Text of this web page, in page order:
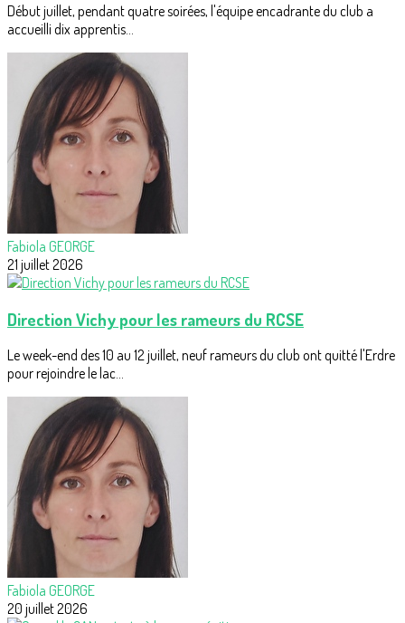
Début juillet, pendant quatre soirées, l'équipe encadrante du club a
accueilli dix apprentis...
Fabiola GEORGE
21 juillet 2026
Direction Vichy pour les rameurs du RCSE
Le week-end des 10 au 12 juillet, neuf rameurs du club ont quitté l'Erdre
pour rejoindre le lac...
Fabiola GEORGE
20 juillet 2026